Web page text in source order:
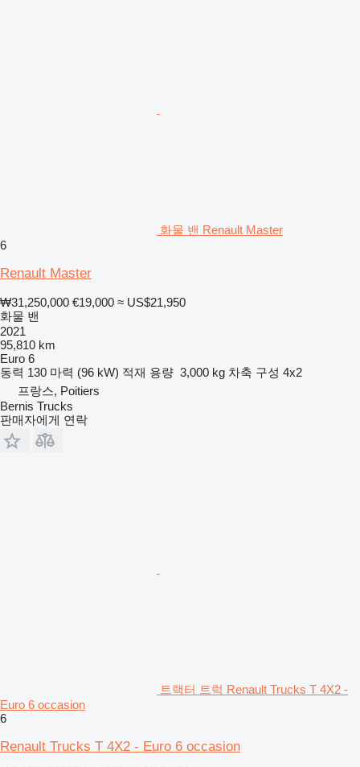
화물 밴 Renault Master
6
Renault Master
₩31,250,000 €19,000 ≈ US$21,950
화물 밴
2021
95,810 km
Euro 6
동력 130 마력 (96 kW) 적재 용량 3,000 kg 차축 구성 4x2
프랑스, Poitiers
Bernis Trucks
판매자에게 연락
트랙터 트럭 Renault Trucks T 4X2 -
Euro 6 occasion
6
Renault Trucks T 4X2 - Euro 6 occasion